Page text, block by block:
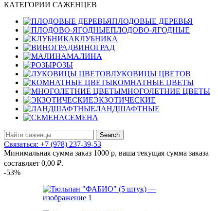
КАТЕГОРИИ САЖЕНЦЕВ
ПЛОДОВЫЕ ДЕРЕВЬЯ
ПЛОДОВО-ЯГОДНЫЕ
КЛУБНИКА
ВИНОГРАД
МАЛИНА
РОЗЫ
ЛУКОВИЦЫ ЦВЕТОВ
КОМНАТНЫЕ ЦВЕТЫ
МНОГОЛЕТНИЕ ЦВЕТЫ
ЭКЗОТИЧЕСКИЕ
ЛАНДШАФТНЫЕ
СЕМЕНА
Search
Связаться: +7 (978) 237-39-53
Минимальная сумма заказ 1000 р, ваша текущая сумма заказа
составляет 0,00 ₽.
-53%